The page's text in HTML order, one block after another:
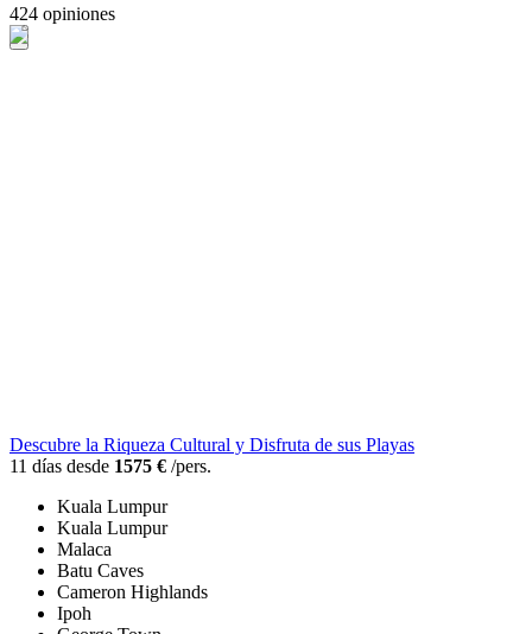
424 opiniones
Descubre la Riqueza Cultural y Disfruta de sus Playas
11 días desde 1575 € /pers.
Kuala Lumpur
Kuala Lumpur
Malaca
Batu Caves
Cameron Highlands
Ipoh